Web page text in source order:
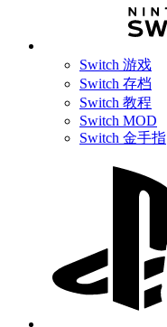
Switch 游戏
Switch 存档
Switch 教程
Switch MOD
Switch 金手指